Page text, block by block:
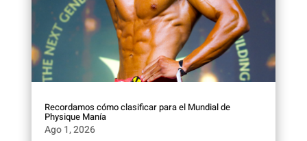
Recordamos cómo clasificar para el Mundial de
Physique Manía
Ago 1, 2026